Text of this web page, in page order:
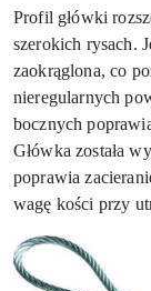
Profil główki
szerokich rysach.
zaokrąglona, co
nieregularnych
bocznych
Główka została
poprawia
wagę kości przy